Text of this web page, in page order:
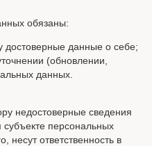
обязаны:
достоверные данные о себе;
(обновлении,
данных.
недостоверные сведения
персональных
несут ответственность в